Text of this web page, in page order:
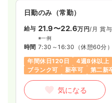
日勤のみ（常勤）
給与 21.9〜22.6万円/月 賞
※一例
時間 7:30～16:30 （休憩60分）
年間休日120日
4週8休以上
ブランク可
新卒可 第二新
気になる